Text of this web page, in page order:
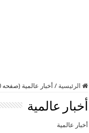
الرئيسية / أخبار عالمية (صفحه 20)
أخبار عالمية
أخبار عالمية